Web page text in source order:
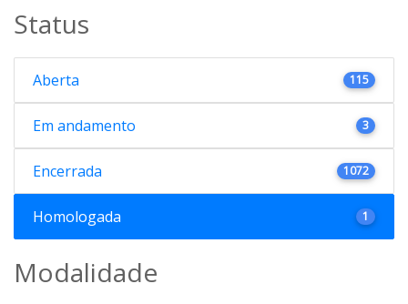
Status
Aberta 115
Em andamento 3
Encerrada 1072
Homologada 1
Modalidade